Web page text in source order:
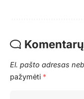
El. pašto adresas
pažymėti *